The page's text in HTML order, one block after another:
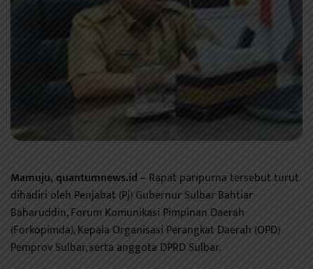
Mamuju, quantumnews.id –Rapat paripurna tersebut turut
dihadiri oleh Penjabat (Pj) Gubernur Sulbar Bahtiar
Baharuddin, Forum Komunikasi Pimpinan Daerah
(Forkopimda), Kepala Organisasi Perangkat Daerah (OPD)
Pemprov Sulbar, serta anggota DPRD Sulbar.